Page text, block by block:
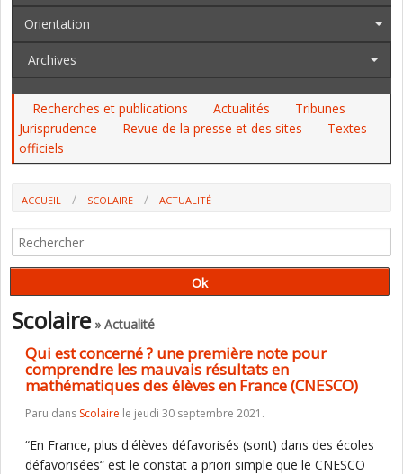
Orientation
Archives
Recherches et publications Actualités
Tribunes
Jurisprudence
Revue de la presse et des sites
Textes
officiels
ACCUEIL SCOLAIRE
ACTUALITÉ
MAUVAIS RÉSULTATS EN MATHÉMATIQUES DES ÉLÈVES EN FRANCE
(CNESCO)
Scolaire» Actualité
Qui est concerné ? une première note pour
comprendre les mauvais résultats en
mathématiques des élèves en France (CNESCO)
Paru dans Scolaire le jeudi 30 septembre 2021.
“En France, plus d'élèves défavorisés (sont) dans des écoles
défavorisées“ est le constat a priori simple que le CNESCO